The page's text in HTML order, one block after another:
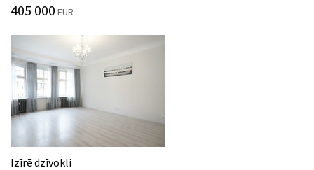
405 000 EUR
Izīrē dzīvokli